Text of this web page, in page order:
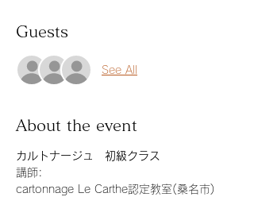
Guests
See All
About the event
カルトナージュ　初級クラス
講師:
cartonnage Le Carthe認定教室(桑名市)